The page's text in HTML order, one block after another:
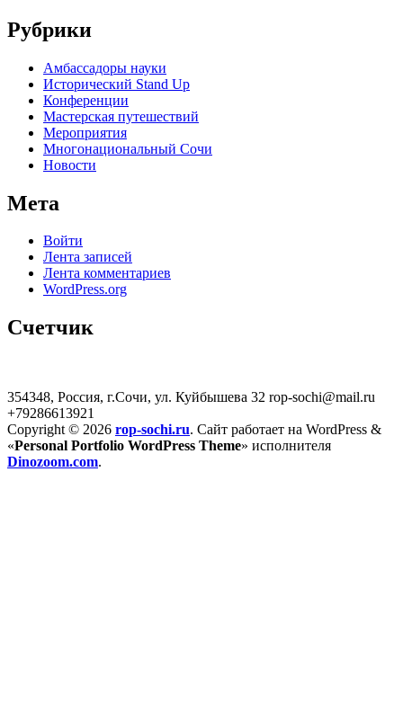
Рубрики
Амбассадоры науки
Исторический Stand Up
Конференции
Мастерская путешествий
Мероприятия
Многонациональный Сочи
Новости
Мета
Войти
Лента записей
Лента комментариев
WordPress.org
Счетчик
354348, Россия, г.Сочи, ул. Куйбышева 32 rop-sochi@mail.ru
+79286613921
Copyright © 2026 rop-sochi.ru. Сайт работает на WordPress &
«Personal Portfolio WordPress Theme» исполнителя
Dinozoom.com.